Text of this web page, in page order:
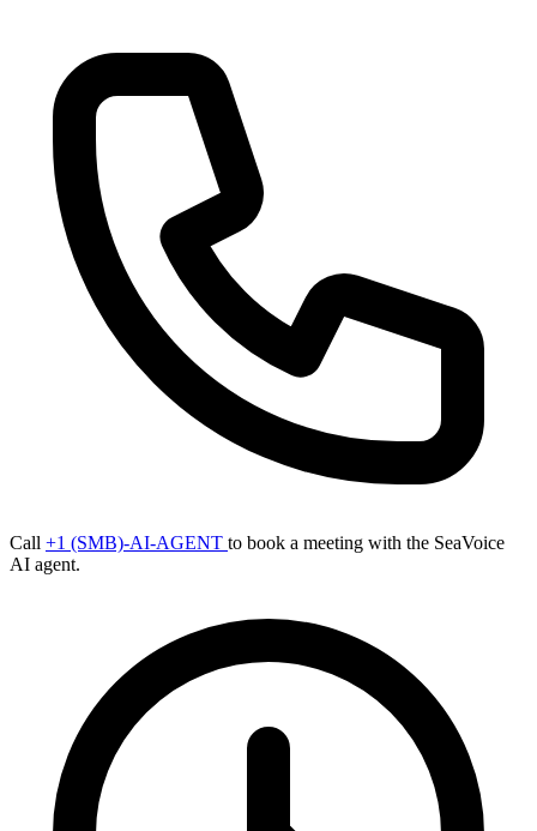
Call +1 (SMB)-AI-AGENT to book a meeting with the SeaVoice
AI agent.